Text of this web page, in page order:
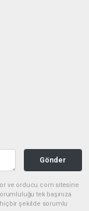
Gönder
ve orducu.com sitesine
tek başınıza
şekilde sorumlu